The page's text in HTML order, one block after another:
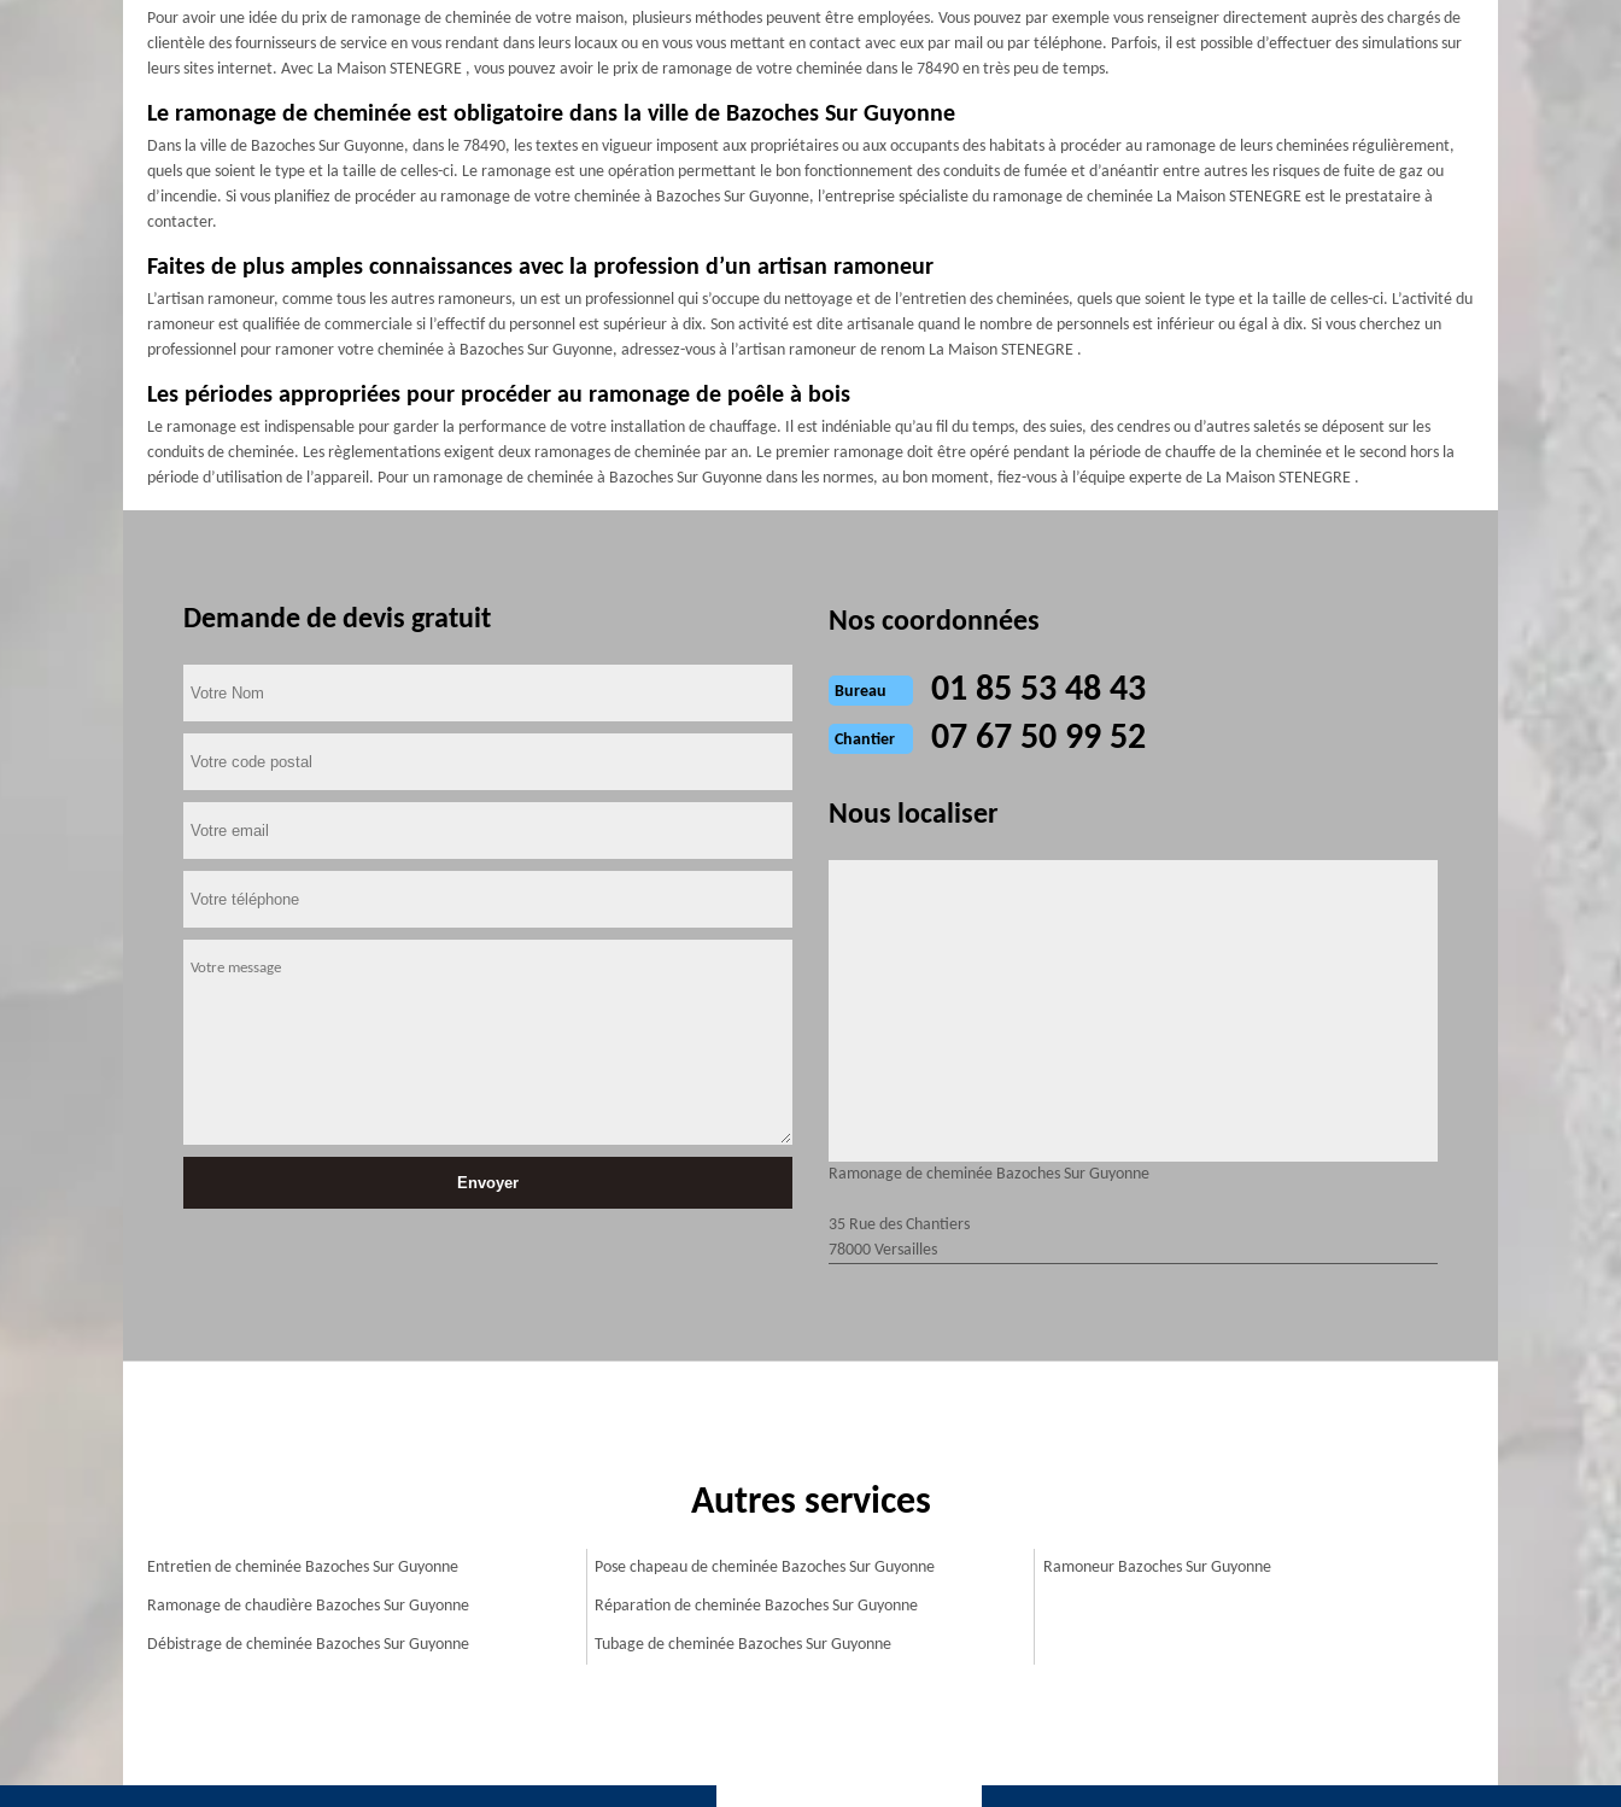
Pour avoir une idée du prix de ramonage de cheminée de votre maison, plusieurs méthodes peuvent être employées. Vous pouvez par exemple vous renseigner directement auprès des chargés de
clientèle des fournisseurs de service en vous rendant dans leurs locaux ou en vous vous mettant en contact avec eux par mail ou par téléphone. Parfois, il est possible d’effectuer des simulations sur
leurs sites internet. Avec La Maison STENEGRE , vous pouvez avoir le prix de ramonage de votre cheminée dans le 78490 en très peu de temps.
Le ramonage de cheminée est obligatoire dans la ville de Bazoches Sur Guyonne
Dans la ville de Bazoches Sur Guyonne, dans le 78490, les textes en vigueur imposent aux propriétaires ou aux occupants des habitats à procéder au ramonage de leurs cheminées régulièrement,
quels que soient le type et la taille de celles-ci. Le ramonage est une opération permettant le bon fonctionnement des conduits de fumée et d’anéantir entre autres les risques de fuite de gaz ou
d’incendie. Si vous planifiez de procéder au ramonage de votre cheminée à Bazoches Sur Guyonne, l’entreprise spécialiste du ramonage de cheminée La Maison STENEGRE est le prestataire à
contacter.
Faites de plus amples connaissances avec la profession d’un artisan ramoneur
L’artisan ramoneur, comme tous les autres ramoneurs, un est un professionnel qui s’occupe du nettoyage et de l’entretien des cheminées, quels que soient le type et la taille de celles-ci. L’activité du
ramoneur est qualifiée de commerciale si l’effectif du personnel est supérieur à dix. Son activité est dite artisanale quand le nombre de personnels est inférieur ou égal à dix. Si vous cherchez un
professionnel pour ramoner votre cheminée à Bazoches Sur Guyonne, adressez-vous à l’artisan ramoneur de renom La Maison STENEGRE .
Les périodes appropriées pour procéder au ramonage de poêle à bois
Le ramonage est indispensable pour garder la performance de votre installation de chauffage. Il est indéniable qu’au fil du temps, des suies, des cendres ou d’autres saletés se déposent sur les
conduits de cheminée. Les règlementations exigent deux ramonages de cheminée par an. Le premier ramonage doit être opéré pendant la période de chauffe de la cheminée et le second hors la
période d’utilisation de l’appareil. Pour un ramonage de cheminée à Bazoches Sur Guyonne dans les normes, au bon moment, fiez-vous à l’équipe experte de La Maison STENEGRE .
Demande de devis gratuit Nos coordonnées
Bureau 01 85 53 48 43
Chantier 07 67 50 99 52
Nous localiser
Ramonage de cheminée Bazoches Sur Guyonne
35 Rue des Chantiers
78000 Versailles
Autres services
Entretien de cheminée Bazoches Sur Guyonne
Ramonage de chaudière Bazoches Sur Guyonne
Débistrage de cheminée Bazoches Sur Guyonne
Pose chapeau de cheminée Bazoches Sur Guyonne
Réparation de cheminée Bazoches Sur Guyonne
Tubage de cheminée Bazoches Sur Guyonne
Ramoneur Bazoches Sur Guyonne